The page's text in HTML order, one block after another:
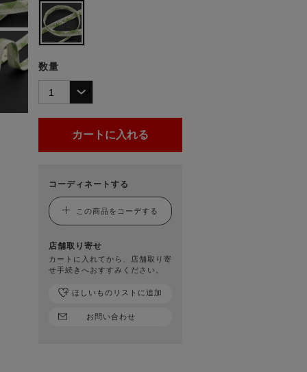
数量
コーディネートする
この商品をコーデする
店舗取り寄せ
カートに入れてから、店舗取り寄
せ手続きへおすすみください。
お問い合わせ
ほしいものリストに追加